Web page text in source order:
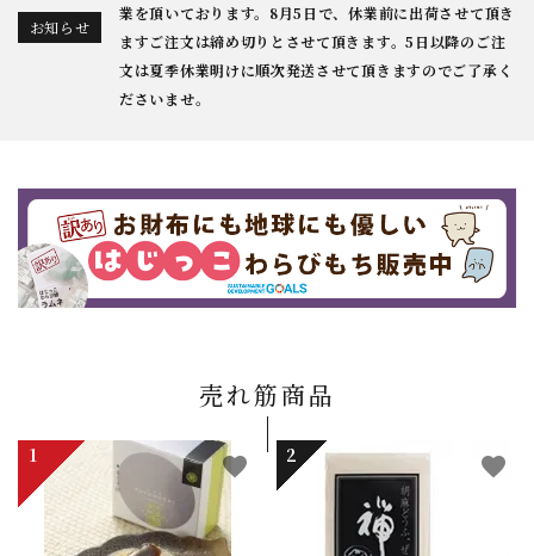
お知らせ
業を頂いております。8月5日で、休業前に出荷させて頂き
ますご注文は締め切りとさせて頂きます。5日以降のご注
文は夏季休業明けに順次発送させて頂きますのでご了承く
ださいませ。
売れ筋商品
favorite favorite